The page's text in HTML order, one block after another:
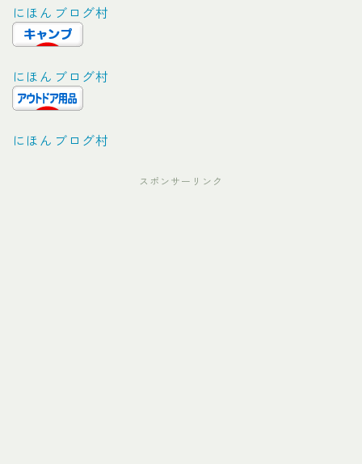
にほんブログ村
にほんブログ村
にほんブログ村
スポンサーリンク